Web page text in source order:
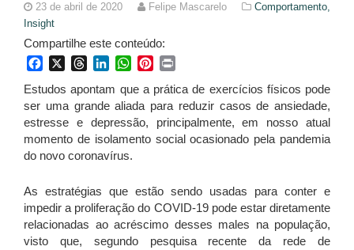
23 de abril de 2020 Felipe Mascarelo
Comportamento,
Insight
Compartilhe este conteúdo:
FacebookThreadsLinkedInWhatsApp
Pinterest
Estudos apontam que a prática de exercícios físicos pode
ser uma grande aliada para reduzir casos de ansiedade,
estresse e depressão, principalmente, em nosso atual
momento de isolamento social ocasionado pela pandemia
do novo coronavírus.
As estratégias que estão sendo usadas para conter e
impedir a proliferação do COVID-19 pode estar diretamente
relacionadas ao acréscimo desses males na população,
visto que, segundo pesquisa recente da rede de